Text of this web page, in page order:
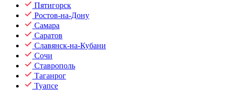
Пятигорск
Ростов-на-Дону
Самара
Саратов
Славянск-на-Кубани
Сочи
Ставрополь
Таганрог
Туапсе